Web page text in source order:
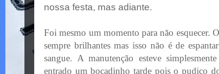
nossa festa, mas adiante.
Foi mesmo um momento para não esquecer.
sempre brilhantes mas isso não é de
sangue. A manutenção esteve
entrado um bocadinho tarde pois opudico